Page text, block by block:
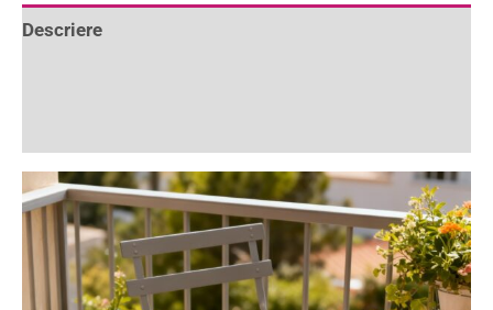
Descriere